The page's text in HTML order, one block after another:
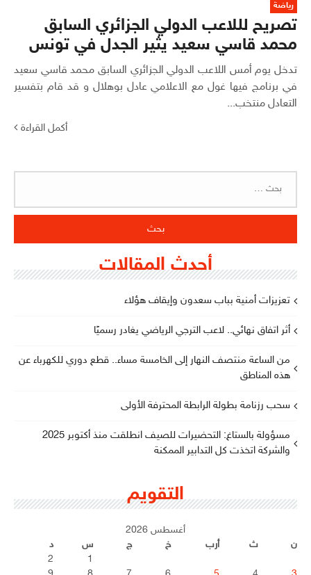
رياضة
تصريح لللاعب الدولي الجزائري السابق
محمد قاسي سعيد يثير الجدل في تونس
تدخل يوم أمس اللاعب الدولي الجزائري السابق محمد قاسي سعيد
في برنامج فيها غول مع الاعلامي عادل بوهلال و قد قام بتفسير
التعادل منتخب...
أكمل القراءة
أحدث المقالات
تعزيزات أمنية بباب سعدون وإيقاف هؤلاء
أثر اتفاق نهائي.. لاعب الترجي الرياضي يغادر رسميًا
من الساعة منتصف النهار إلى الخامسة مساء.. قطع دوري للكهرباء عن
هذه المناطق
سحب رزنامة بطولة الرابطة المحترفة الأولى
مسؤولة بالستاغ: التحضيرات للصيف انطلقت منذ أكتوبر 2025
والشركة اتخذت كل التدابير الممكنة
التقويم
أغسطس 2026
ن
ث أرب خ ج س
د
1
2